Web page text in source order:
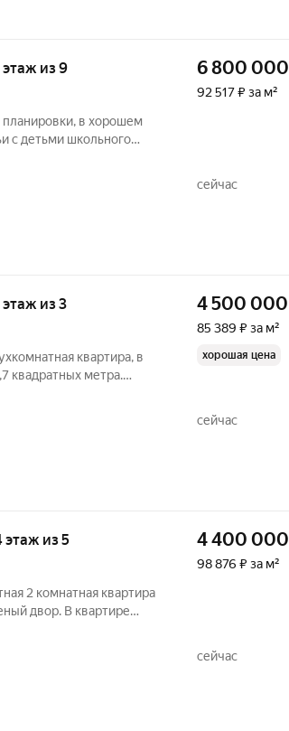
этаж из 9
планировки, в хорошем
с детьми школьного
6 800 000
92 517 ₽ за м²
сейчас
этаж из 3
квартира, в
квадратных метра.
просторная,
4 500 000
85 389 ₽ за м²
хорошая цена
сейчас
этаж из 5
2 комнатная квартира
двор. В квартире
2
4 400 000
98 876 ₽ за м²
сейчас